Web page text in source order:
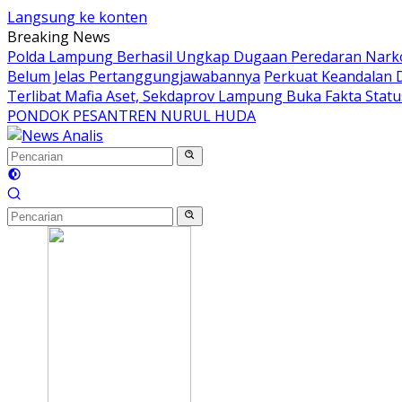
Langsung ke konten
Breaking News
Polda Lampung Berhasil Ungkap Dugaan Peredaran
Belum Jelas Pertanggungjawabannya Perkuat Keandalan
Terlibat Mafia Aset, Sekdaprov Lampung Buka Fakta
PONDOK PESANTREN NURUL HUDA